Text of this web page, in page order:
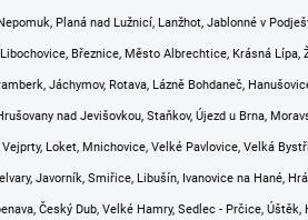
Planá nad Lužnicí, Lanžhot, Jablonné v
Březnice, Město Albrechtice, Krásná Lípa,
Jáchymov, Rotava, Lázně Bohdaneč,
nad Jevišovkou, Staňkov, Újezd u Brna,
Loket, Mnichovice, Velké Pavlovice, Velká
Javorník, Smiřice, Libušín, Ivanovice na Hané,
Český Dub, Velké Hamry, Sedlec - Prčice,